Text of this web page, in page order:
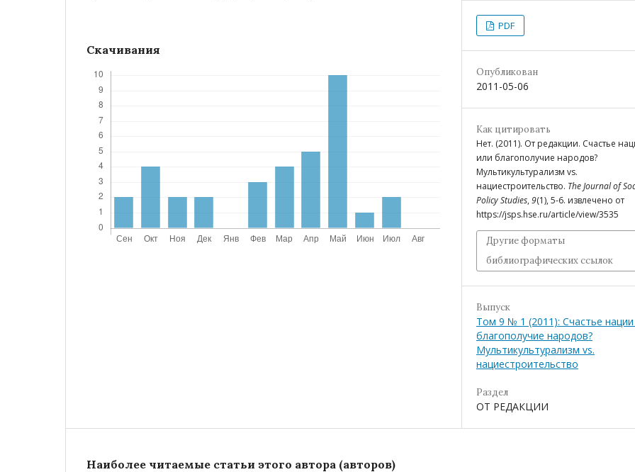
Скачивания
PDF
Опубликован
2011-05-06
Как цитировать
Нет. (2011). От редакции. Счастье
или благополучие народов?
Мультикультурализм vs.
нациестроительство. The Journal of
Policy Studies, 9(1), 5-6. извлечено от
https://jsps.hse.ru/article/view/3535
Другие форматы
библиографических ссылок
Выпуск
Том 9 № 1 (2011): Счастье нации
благополучие народов?
Мультикультурализм vs.
нациестроительство
Раздел
ОТ РЕДАКЦИИ
Наиболее читаемые статьи этого автора (авторов)